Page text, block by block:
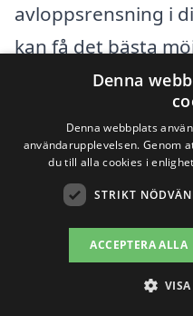
avloppsrensning i
kan få det bästa
ditt
Få 3
förpliktelser
Sök efter
Denna
Denna webbplats
användarupplevelsen. Genom
du till alla cookies i
STRIKT
ACCEPTERA ALLA
VISA